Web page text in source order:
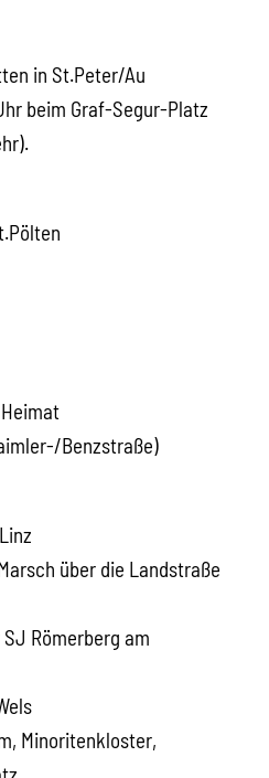
in St.Peter/Au
beim Graf-Segur-Platz
Benzstraße)
über die Landstraße
Römerberg am
Minoritenkloster,